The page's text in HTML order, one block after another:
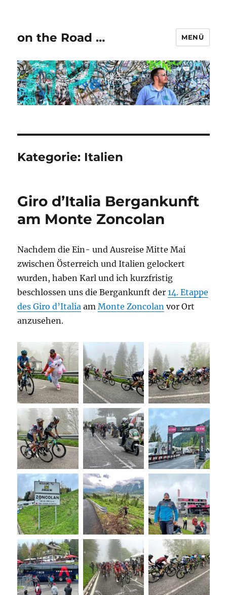
on the Road … MENÜ
Kategorie: Italien
Giro d’Italia Bergankunft
am Monte Zoncolan
Nachdem die Ein- und Ausreise Mitte Mai
zwischen Österreich und Italien gelockert
wurden, haben Karl und ich kurzfristig
beschlossen uns die Bergankunft der14. Etappe
des Giro d’Italia amMonte Zoncolan vor Ort
anzusehen.